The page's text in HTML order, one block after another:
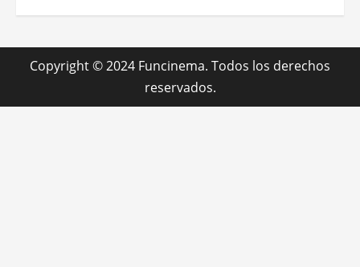
Copyright © 2024 Funcinema. Todos los derechos
reservados.